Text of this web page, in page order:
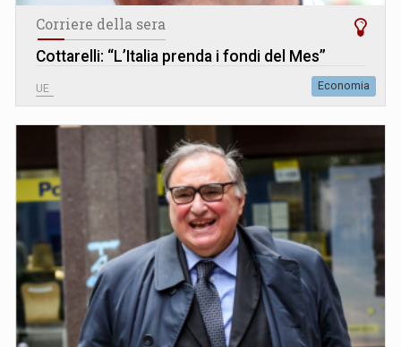
Corriere della sera
Cottarelli: “L’Italia prenda i fondi del Mes”
UE Economia